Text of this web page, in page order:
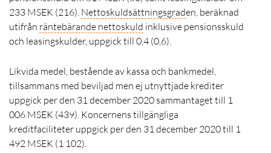
233 MSEK (216). Nettoskuldsättningsgraden, beräknad
utifrån räntebärande nettoskuld inklusive pensionsskuld
och leasingskulder, uppgick till 0,4 (0,6).
Likvida medel, bestående av kassa och bankmedel,
tillsammans med beviljad men ej utnyttjade krediter
uppgick per den 31 december 2020 sammantaget till 1
006 MSEK (439). Koncernens tillgängliga
kreditfaciliteter uppgick per den 31 december 2020 till 1
492 MSEK (1 102).